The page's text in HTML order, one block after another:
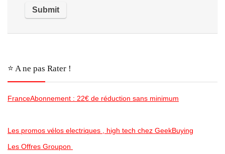
⭐️ A ne pas Rater !
FranceAbonnement : 22€ de réduction sans minimum
Les promos vélos electriques , high tech chez GeekBuying
Les Offres Groupon